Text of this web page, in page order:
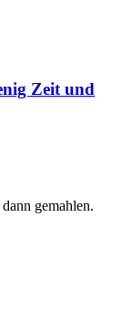
Zeit und
gemahlen.